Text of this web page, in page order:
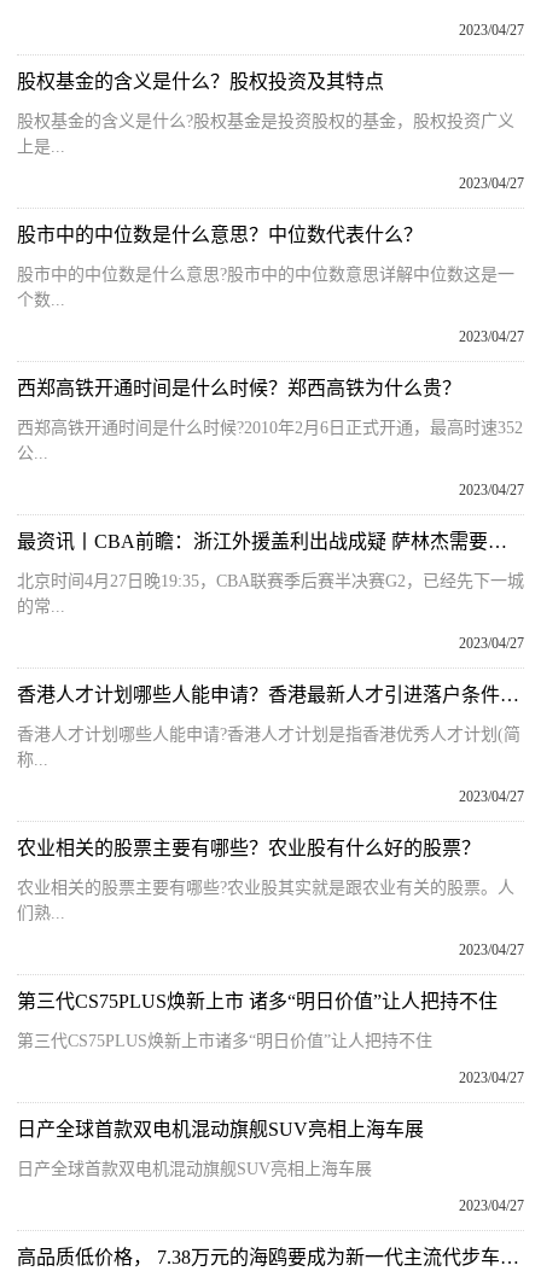
2023/04/27
股权基金的含义是什么？股权投资及其特点
股权基金的含义是什么?股权基金是投资股权的基金，股权投资广义
上是...
2023/04/27
股市中的中位数是什么意思？中位数代表什么？
股市中的中位数是什么意思?股市中的中位数意思详解中位数这是一
个数...
2023/04/27
西郑高铁开通时间是什么时候？郑西高铁为什么贵？
西郑高铁开通时间是什么时候?2010年2月6日正式开通，最高时速352
公...
2023/04/27
最资讯丨CBA前瞻：浙江外援盖利出战成疑 萨林杰需要更多帮手
北京时间4月27日晚19:35，CBA联赛季后赛半决赛G2，已经先下一城
的常...
2023/04/27
香港人才计划哪些人能申请？香港最新人才引进落户条件是什么？
香港人才计划哪些人能申请?香港人才计划是指香港优秀人才计划(简
称...
2023/04/27
农业相关的股票主要有哪些？农业股有什么好的股票？
农业相关的股票主要有哪些?农业股其实就是跟农业有关的股票。人
们熟...
2023/04/27
第三代CS75PLUS焕新上市 诸多“明日价值”让人把持不住
第三代CS75PLUS焕新上市诸多“明日价值”让人把持不住
2023/04/27
日产全球首款双电机混动旗舰SUV亮相上海车展
日产全球首款双电机混动旗舰SUV亮相上海车展
2023/04/27
高品质低价格， 7.38万元的海鸥要成为新一代主流代步车的卷王？|热头条